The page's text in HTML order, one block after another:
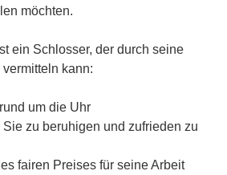
möchten.
ein Schlosser, der durch seine
kann:
um die Uhr
zu beruhigen und zufrieden zu
fairen Preises für seine Arbeit